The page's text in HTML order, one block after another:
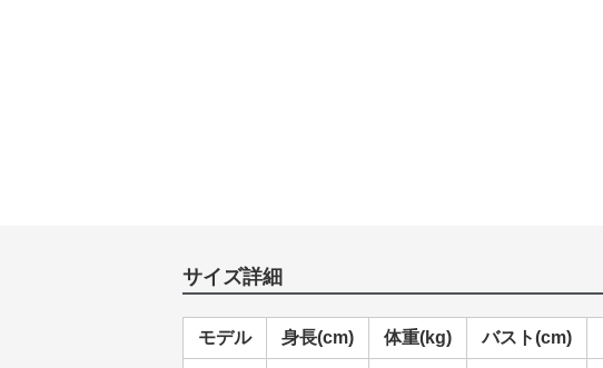
サイズ詳細
モデル 身長(cm) 体重(kg) バスト(cm)